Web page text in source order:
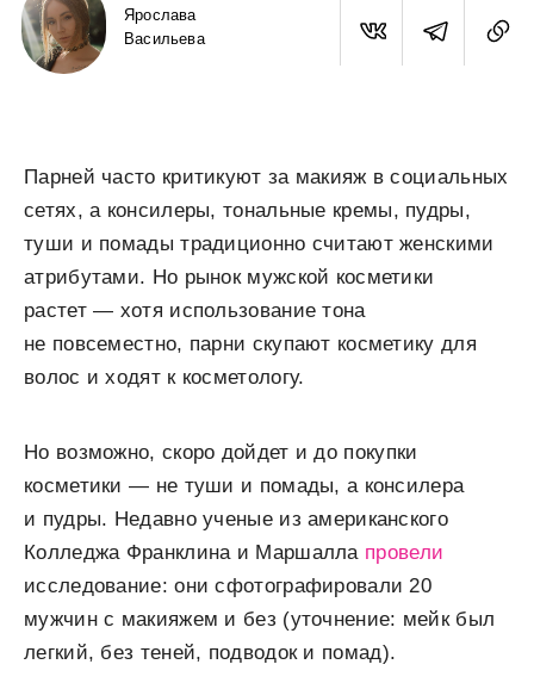
Ярослава
Васильева
Парней часто критикуют за макияж в социальных
сетях, а консилеры, тональные кремы, пудры,
туши и помады традиционно считают женскими
атрибутами. Но рынок мужской косметики
растет — хотя использование тона
не повсеместно, парни скупают косметику для
волос и ходят к косметологу.
Но возможно, скоро дойдет и до покупки
косметики — не туши и помады, а консилера
и пудры. Недавно ученые из американского
Колледжа Франклина и Маршалла провели
исследование: они сфотографировали 20
мужчин с макияжем и без (уточнение: мейк был
легкий, без теней, подводок и помад).